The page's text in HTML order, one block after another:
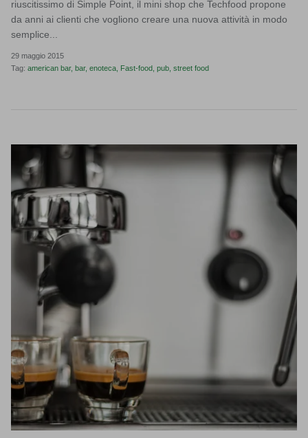
riuscitissimo di Simple Point, il mini shop che Techfood propone
da anni ai clienti che vogliono creare una nuova attività in modo
semplice...
29 maggio 2015
Tag: american bar bar enoteca Fast-food pub street food